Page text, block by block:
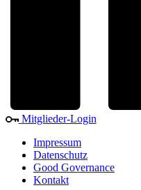
Mitglieder-Login
Impressum
Datenschutz
Good Governance
Kontakt